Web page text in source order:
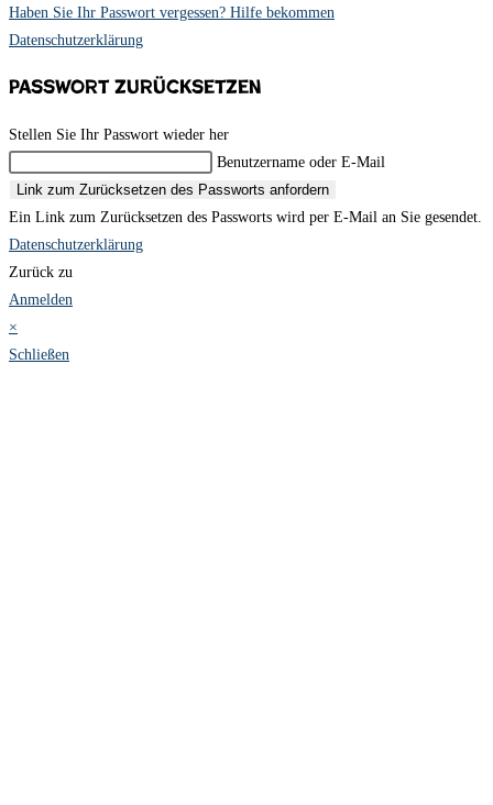
Haben Sie Ihr Passwort vergessen? Hilfe bekommen
Datenschutzerklärung
Passwort zurücksetzen
Stellen Sie Ihr Passwort wieder her
Benutzername oder E-Mail
Link zum Zurücksetzen des Passworts anfordern
Ein Link zum Zurücksetzen des Passworts wird per E-Mail an Sie gesendet.
Datenschutzerklärung
Zurück zu
Anmelden
×
Schließen